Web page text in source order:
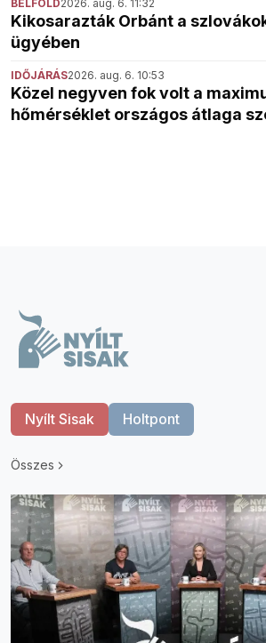
BELFÖLD2026. aug. 6. 11:32
Kikosarazták Orbánt a
ügyében
IDŐJÁRÁS2026. aug. 6. 10:53
Közel negyven fok volt a
hőmérséklet országos átlaga
Nyílt Sisak Holtpont
Összes